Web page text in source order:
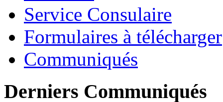
Service Consulaire
Formulaires à télécharger
Communiqués
Derniers Communiqués